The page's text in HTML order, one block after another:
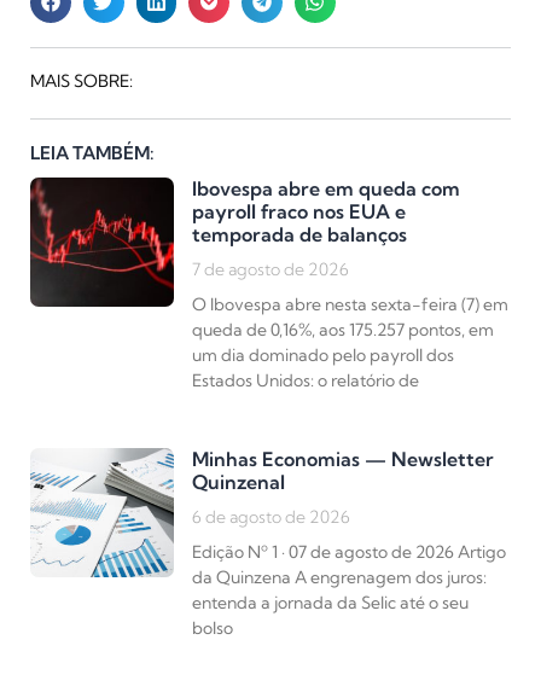
MAIS SOBRE:
LEIA TAMBÉM:
Ibovespa abre em queda com
payroll fraco nos EUA e
temporada de balanços
7 de agosto de 2026
O Ibovespa abre nesta sexta-feira (7) em
queda de 0,16%, aos 175.257 pontos, em
um dia dominado pelo payroll dos
Estados Unidos: o relatório de
Minhas Economias — Newsletter
Quinzenal
6 de agosto de 2026
Edição Nº 1 · 07 de agosto de 2026 Artigo
da Quinzena A engrenagem dos juros:
entenda a jornada da Selic até o seu
bolso